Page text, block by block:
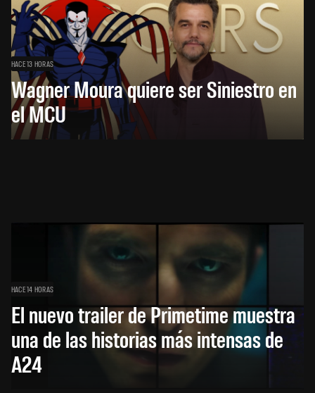
HACE 13 HORAS
Wagner Moura quiere ser Siniestro en
el MCU
HACE 14 HORAS
El nuevo trailer de Primetime muestra
una de las historias más intensas de
A24